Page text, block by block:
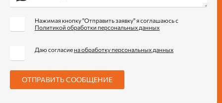
Нажимая кнопку "Отправить заявку" я соглашаюсь с
Политикой обработки персональных данных
Даю согласие на обработку персональных данных
ОТПРАВИТЬ СООБЩЕНИЕ